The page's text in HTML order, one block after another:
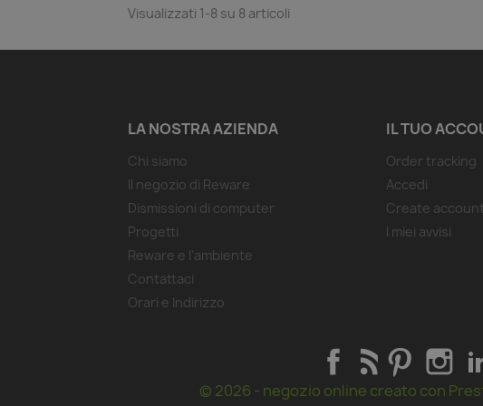
Visualizzati 1-8 su 8 articoli
LA NOSTRA AZIENDA
Chi siamo
Il negozio di Reware
Dismissioni di computer
Progetti
Reware e l'ambiente
Contattaci
Orari e Indirizzo
IL TUO
Order tracking
Accedi
Create account
I miei avvisi
Facebook
Rss Pinterest
© 2026 - negozio online creato con